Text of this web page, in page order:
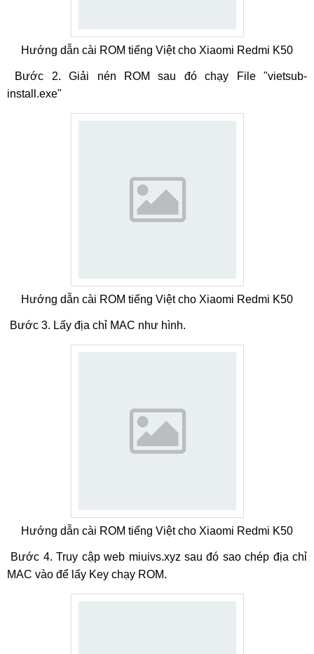
Hướng dẫn cài ROM tiếng Việt cho Xiaomi Redmi K50
Bước 2. Giải nén ROM sau đó chạy File "vietsub-
install.exe"
Hướng dẫn cài ROM tiếng Việt cho Xiaomi Redmi K50
Bước 3. Lấy địa chỉ MAC như hình.
Hướng dẫn cài ROM tiếng Việt cho Xiaomi Redmi K50
Bước 4. Truy cập web miuivs.xyz sau đó sao chép địa chỉ
MAC vào để lấy Key chạy ROM.